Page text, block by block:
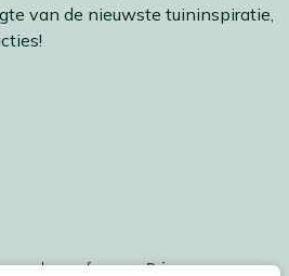
van de nieuwste tuininspiratie,
worden conform onsPrivacy